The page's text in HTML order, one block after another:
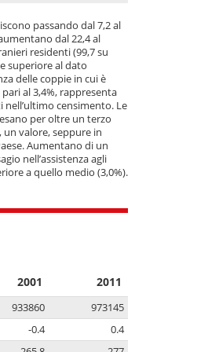
passando dal 7,2 al
dal 22,4 al
residenti (99,7 su
superiore al dato
delle coppie in cui è
al 3,4%, rappresenta
censimento. Le
per oltre un terzo
un valore, seppure in
Aumentano di un
nell’assistenza agli
a quello medio (3,0%).
2001 2011
933860
973145
-0.4
0.4